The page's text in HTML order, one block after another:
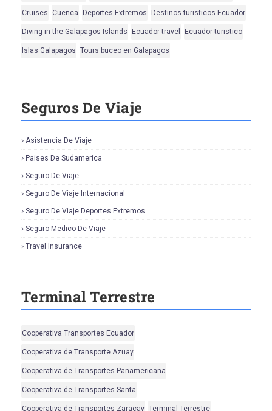
Cruises Cuenca Deportes Extremos Destinos turisticos Ecuador
Diving in the Galapagos Islands Ecuador travel Ecuador turistico
Islas Galapagos Tours buceo en Galapagos
Seguros De Viaje
Asistencia De Viaje
Paises De Sudamerica
Seguro De Viaje
Seguro De Viaje Internacional
Seguro De Viaje Deportes Extremos
Seguro Medico De Viaje
Travel Insurance
Terminal Terrestre
Cooperativa Transportes Ecuador
Cooperativa de Transporte Azuay
Cooperativa de Transportes Panamericana
Cooperativa de Transportes Santa
Cooperativa de Transportes Zaracay Terminal Terrestre